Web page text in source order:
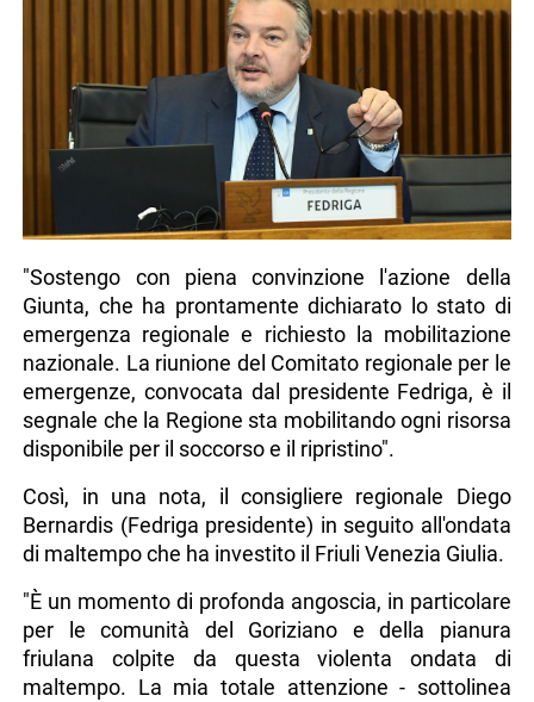
"Sostengo con piena convinzione l'azione della
Giunta, che ha prontamente dichiarato lo stato di
emergenza regionale e richiesto la mobilitazione
nazionale. La riunione del Comitato regionale per le
emergenze, convocata dal presidente Fedriga, è il
segnale che la Regione sta mobilitando ogni risorsa
disponibile per il soccorso e il ripristino".
Così, in una nota, il consigliere regionale Diego
Bernardis (Fedriga presidente) in seguito all'ondata
di maltempo che ha investito il Friuli Venezia Giulia.
"È un momento di profonda angoscia, in particolare
per le comunità del Goriziano e della pianura
friulana colpite da questa violenta ondata di
maltempo. La mia totale attenzione - sottolinea